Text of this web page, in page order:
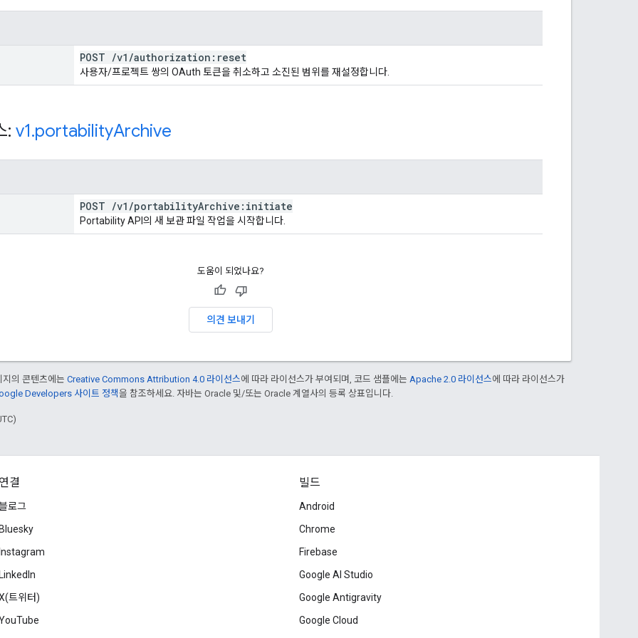
POST /v1 /authorization:reset
사용자/프로젝트 쌍의 OAuth 토큰을 취소하고 소진된 범위를 재설정합니다.
: v1.portabilityArchive
POST /v1 /portabilityArchive:initiate
Portability API의 새 보관 파일 작업을 시작합니다.
도움이 되었나요?
의견 보내기
지의 콘텐츠에는 Creative Commons Attribution 4.0 라이선스에 따라 라이선스가 부여되며, 코드 샘플에는 Apache 2.0 라이선스에 따라 라이선스가
Developers 사이트 정책을 참조하세요. 자바는 Oracle 및/또는 Oracle 계열사의 등록 상표입니다.
연결
로그
Bluesky
Instagram
LinkedIn
트위터)
빌드
Android
Chrome
Firebase
Google AI Studio
Google Antigravity
Google Cloud